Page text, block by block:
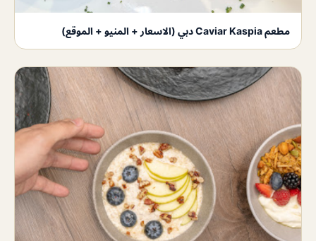
مطعم Caviar Kaspia دبي (الاسعار + المنيو + الموقع)